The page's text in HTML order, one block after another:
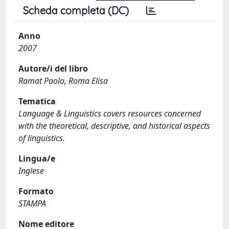
Scheda completa (DC)
Anno
2007
Autore/i del libro
Ramat Paolo, Roma Elisa
Tematica
Language & Linguistics covers resources concerned
with the theoretical, descriptive, and historical aspects
of linguistics.
Lingua/e
Inglese
Formato
STAMPA
Nome editore